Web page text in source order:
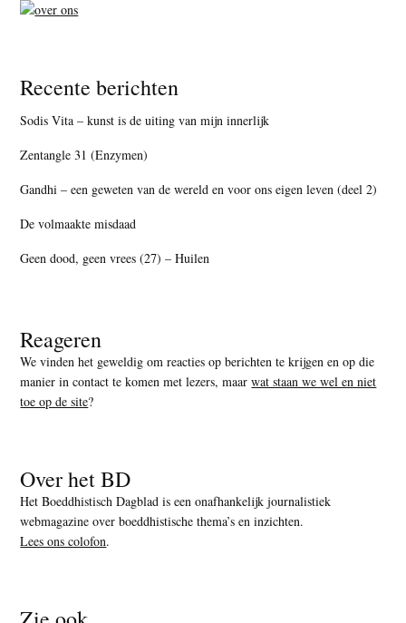
Recente berichten
Sodis Vita – kunst is de uiting van mijn innerlijk
Zentangle 31 (Enzymen)
Gandhi – een geweten van de wereld en voor ons eigen leven (deel 2)
De volmaakte misdaad
Geen dood, geen vrees (27) – Huilen
Reageren
We vinden het geweldig om reacties op berichten te krijgen en op die
manier in contact te komen met lezers, maarwat staan we wel en niet
toe op de site?
Over het BD
Het Boeddhistisch Dagblad is een onafhankelijk journalistiek
webmagazine over boeddhistische thema’s en inzichten.
Lees ons colofon.